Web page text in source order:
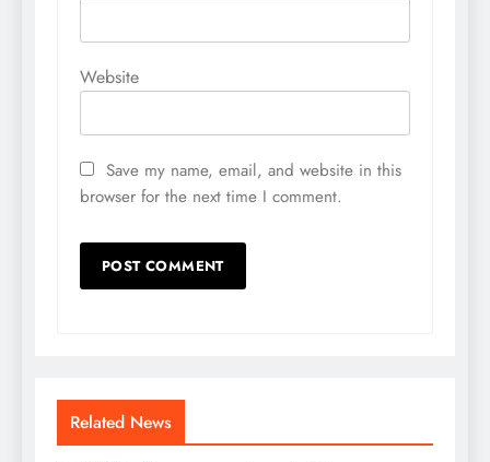
Website
Save my name, email, and website in this
browser for the next time I comment.
Related News